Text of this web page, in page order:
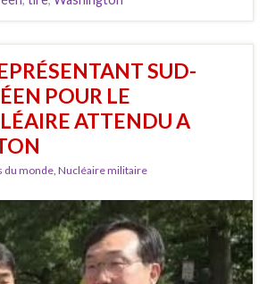
SUD-
POUR LE
ATTENDU A
du monde, Nucléaire militaire